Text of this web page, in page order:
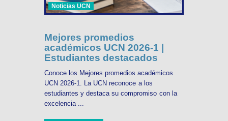
Noticias UCN
Mejores promedios
académicos UCN 2026-1 |
Estudiantes destacados
Conoce los Mejores promedios académicos
UCN 2026-1. La UCN reconoce a los
estudiantes y destaca su compromiso con la
excelencia ...